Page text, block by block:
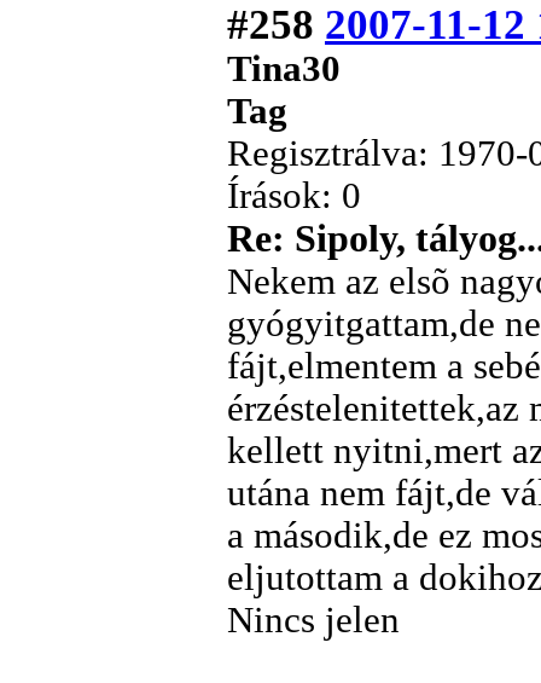
#258 2007-11-12
Tina30
Tag
Regisztrálva: 1970-
Írások: 0
Re: Sipoly,
Nekem az elsõ
gyógyitgattam,de
fájt,elmentem a
érzéstelenitettek,az
kellett nyitni,mert
utána nem fájt,de
a második,de ez
eljutottam a
Nincs jelen